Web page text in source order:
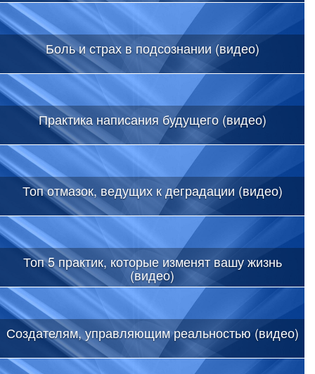
Боль и страх в подсознании (видео)
Практика написания будущего (видео)
Топ отмазок, ведущих к деградации (видео)
Топ 5 практик, которые изменят вашу жизнь
(видео)
Создателям, управляющим реальностью (видео)